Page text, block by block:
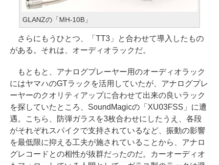
GLANZの「MH-10B」
さらにもうひとつ、「TT3」と合わせて導入したもの
がある。それは、オーディオラックだ。
もともと、アナログプレーヤー用のオーディオラック
にはヤマハのGTラックを活用していたが、アナログプレ
ーヤーのクオリティアップに合わせて出来の良いラック
を探していたところ、SoundMagicの「XU03FSS」に遭
遇。こちら、防弾ガラスを3枚合わせにしたうえ、各段
がそれぞれスパイクで支持されているなど、振動の影響
を最低限に抑える工夫が施されていることから、アナロ
グレコードとの相性が抜群だったのだ。カーオーディオ